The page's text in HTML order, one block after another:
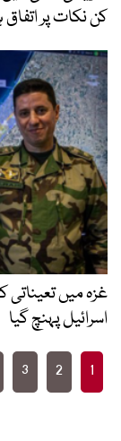
کن نکات پر اتفاق
غزہ میں
اسرائیل پہنچ گیا
Posts
pagination
1
2
3